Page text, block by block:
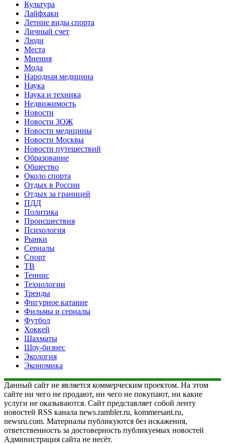
Культура
Лайфхаки
Летние виды спорта
Личный счет
Люди
Места
Мнения
Мода
Народная медицина
Наука
Наука и техника
Недвижимость
Новости
Новости ЗОЖ
Новости медицины
Новости Москвы
Новости путешествий
Образование
Общество
Около спорта
Отдых в России
Отдых за границей
ПДД
Политика
Происшествия
Психология
Рынки
Сериалы
Спорт
ТВ
Теннис
Технологии
Тренды
Фигурное катание
Фильмы и сериалы
Футбол
Хоккей
Шахматы
Шоу-бизнес
Экология
Экономика
Данный сайт не является коммерческим проектом. На этом
сайте ни чего не продают, ни чего не покупают, ни какие
услуги не оказываются. Сайт представляет собой ленту
новостей RSS канала news.rambler.ru, kommersant.ru,
newsru.com. Материалы публикуются без искажения,
ответственность за достоверность публикуемых новостей
Администрация сайта не несёт.